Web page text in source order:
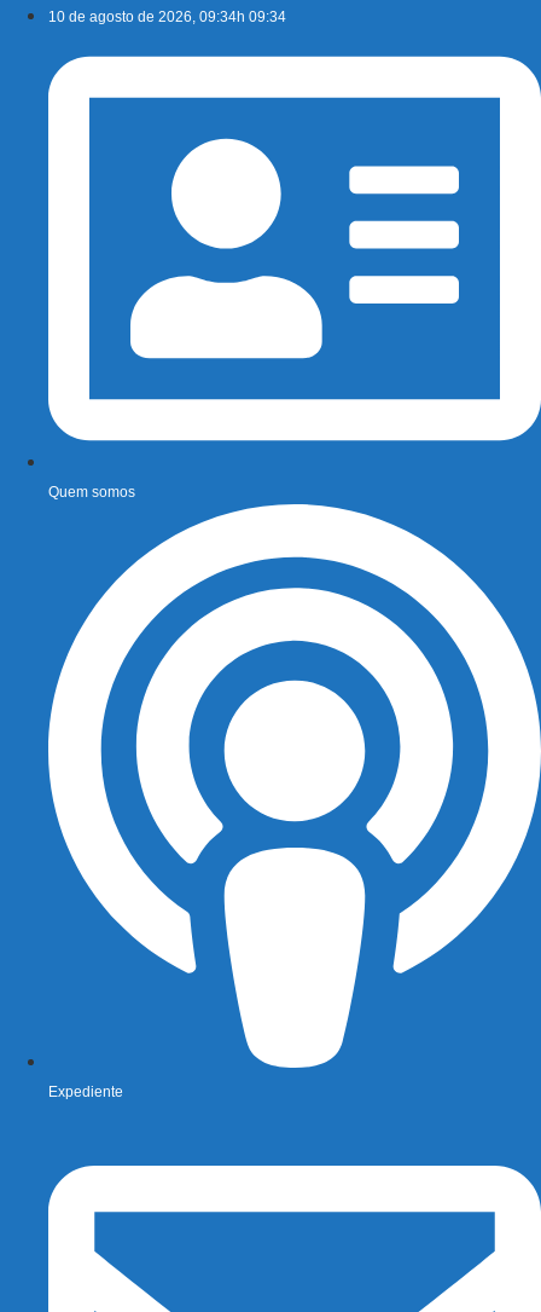
conteúdo
10 de agosto de 2026, 09:34h 09:34
Quem somos
Expediente